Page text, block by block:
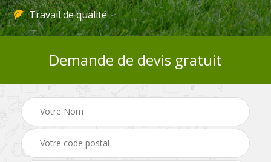
Travail de qualité
Demande de devis gratuit